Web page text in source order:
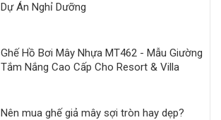
Dự Án Nghỉ Dưỡng
Ghế Hồ Bơi Mây Nhựa MT462 - Mẫu Giường
Tắm Nắng Cao Cấp Cho Resort & Villa
Nên mua ghế giả mây sợi tròn hay dẹp?